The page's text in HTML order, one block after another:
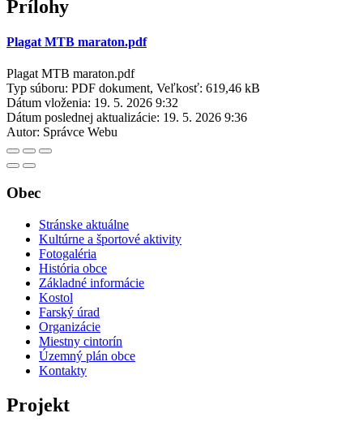
Prílohy
Plagat MTB maraton.pdf
Plagat MTB maraton.pdf
Typ súboru: PDF dokument, Veľkosť: 619,46 kB
Dátum vloženia: 19. 5. 2026 9:32
Dátum poslednej aktualizácie: 19. 5. 2026 9:36
Autor: Správce Webu
Obec
Stránske aktuálne
Kultúrne a športové aktivity
Fotogaléria
História obce
Základné informácie
Kostol
Farský úrad
Organizácie
Miestny cintorín
Územný plán obce
Kontakty
Projekt